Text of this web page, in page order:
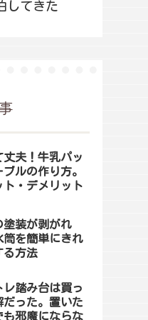
してきた
丈夫！牛乳パッ
ブルの作り方。
ト・デメリット
塗装が剥がれ
筒を簡単にきれ
る方法
レ踏み台は買っ
だった。置いた
も邪魔にならな